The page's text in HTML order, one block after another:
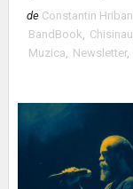
de Constantin Hriban
BandBook, Chisinau
Muzica, Newsletter,